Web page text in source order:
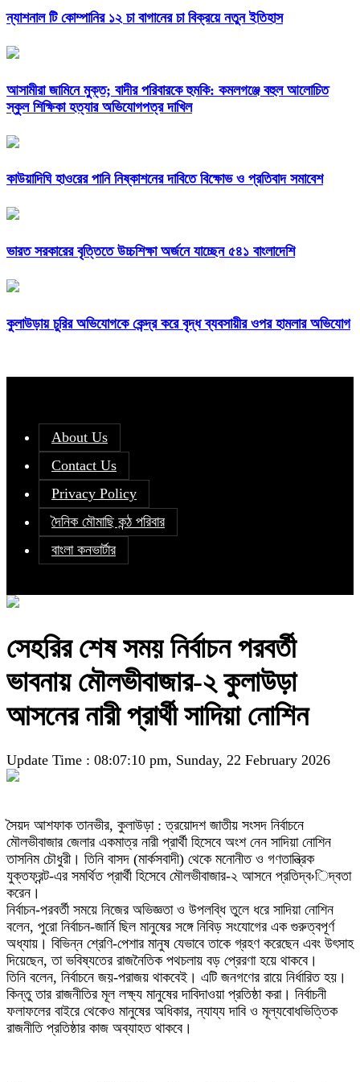
ন্যাশনাল টি কোম্পানির ১২ চা বাগানের চা বিক্রয়ে নতুন ইতিহাস
আসামীরা জামিনে মুক্ত; বাদীর পরিবারকে হুমকি: কমলগঞ্জে বহুল আলোচিত
স্কুল শিক্ষিকা হত্যার অভিযোগপত্র দাখিল
কাউয়াদিঘি হাওরের পানি নিষ্কাশনের দাবিতে বিক্ষোভ ও প্রতিবাদ সমাবেশ
ভারত সরকারের বৃত্তিতে উচ্চশিক্ষা অর্জনে যাচ্ছেন ৫৪১ বাংলাদেশি
কুলাউড়ায় চুরির অভিযোগকে কেন্দ্র করে বৃদ্ধ ব্যবসায়ীর ওপর হামলার অভিযোগ
About Us
Contact Us
Privacy Policy
দৈনিক মৌমাছি কন্ঠ পরিবার
বাংলা কনভার্টার
সেহরির শেষ সময় নির্বাচন পরবর্তী
ভাবনায় মৌলভীবাজার-২ কুলাউড়া
আসনের নারী প্রার্থী সাদিয়া নোশিন
Update Time : 08:07:10 pm, Sunday, 22 February 2026
সৈয়দ আশফাক তানভীর, কুলাউড়া : ত্রয়োদশ জাতীয় সংসদ নির্বাচনে
মৌলভীবাজার জেলার একমাত্র নারী প্রার্থী হিসেবে অংশ নেন সাদিয়া নোশিন
তাসনিম চৌধুরী। তিনি বাসদ (মার্কসবাদী) থেকে মনোনীত ও গণতান্ত্রিক
যুক্তফ্রন্ট-এর সমর্থিত প্রার্থী হিসেবে মৌলভীবাজার-২ আসনে প্রতিদ্ব›িদ্বতা
করেন।
নির্বাচন-পরবর্তী সময়ে নিজের অভিজ্ঞতা ও উপলব্ধি তুলে ধরে সাদিয়া নোশিন
বলেন, পুরো নির্বাচন-জার্নি ছিল মানুষের সঙ্গে নিবিড় সংযোগের এক গুরুত্বপূর্ণ
অধ্যায়। বিভিন্ন শ্রেণি-পেশার মানুষ যেভাবে তাকে গ্রহণ করেছেন এবং উৎসাহ
দিয়েছেন, তা ভবিষ্যতের রাজনৈতিক পথচলায় বড় প্রেরণা হয়ে থাকবে।
তিনি বলেন, নির্বাচনে জয়-পরাজয় থাকবেই। এটি জনগণের রায়ে নির্ধারিত হয়।
কিন্তু তার রাজনীতির মূল লক্ষ্য মানুষের দাবিদাওয়া প্রতিষ্ঠা করা। নির্বাচনী
ফলাফলের বাইরে থেকেও মানুষের অধিকার, ন্যায্য দাবি ও মূল্যবোধভিত্তিক
রাজনীতি প্রতিষ্ঠার কাজ অব্যাহত থাকবে।